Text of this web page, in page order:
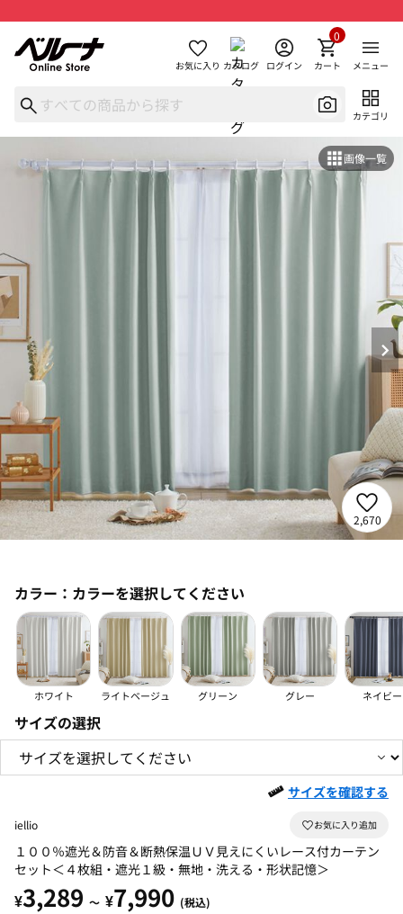
お気に入り カタログ ログイン カート
0
メニュー
カテゴリ
画像一覧
2,670
カラー： カラーを選択してください
ホワイト ライトベージュ グリーン グレー ネイビー
サイズの選択
サイズを確認する
iellio
１００％遮光＆防音＆断熱保温ＵＶ見えにくいレース付カーテン
セット＜４枚組・遮光１級・無地・洗える・形状記憶＞
¥3,289 ～ ¥7,990 (税込)